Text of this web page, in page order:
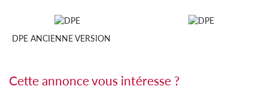
DPE ANCIENNE VERSION
cette annonce vous intéresse ?